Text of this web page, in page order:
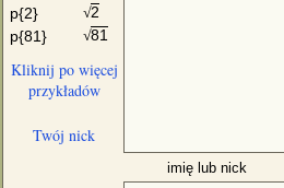
imię lub nick
p{2} √2
p{81}
√81
Kliknij po więcej
przykładów
Twój nick